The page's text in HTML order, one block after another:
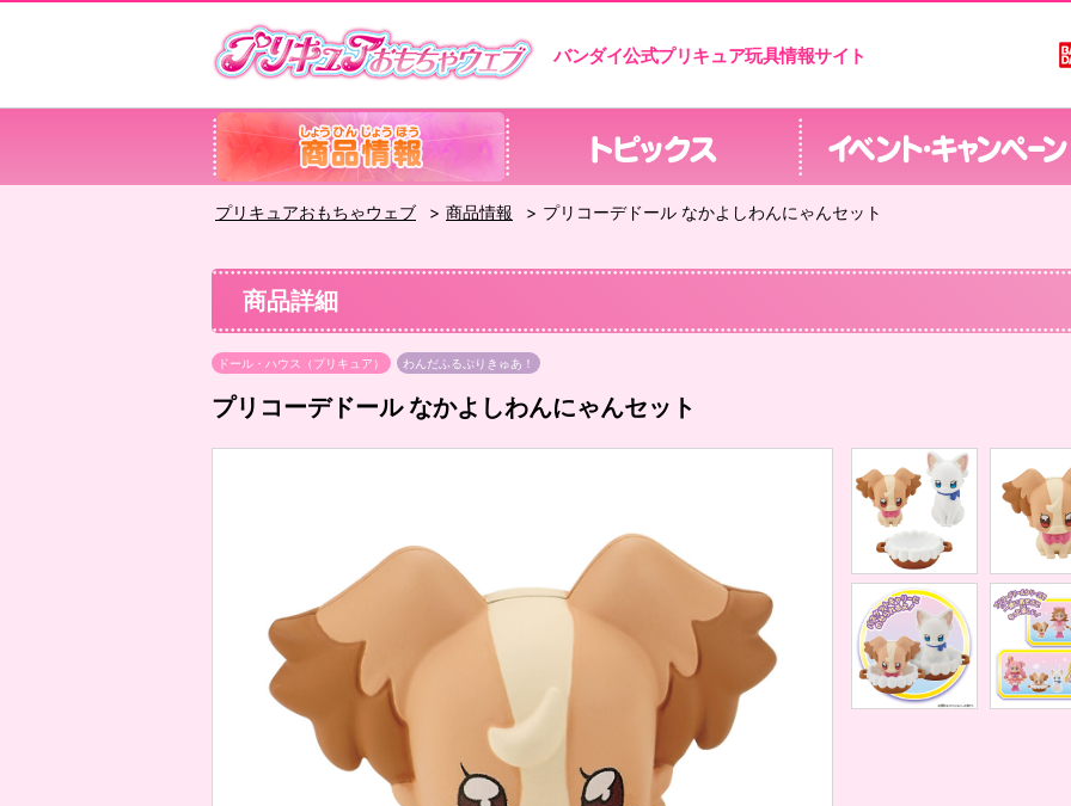
バンダイ公式プリキュア玩具情報サイト
プリキュアおもちゃウェブ 商品情報 プリコーデドール なかよしわんにゃんセット
商品詳細
ドール・ハウス（プリキュア） わんだふるぷりきゅあ！
プリコーデドール なかよしわんにゃんセット